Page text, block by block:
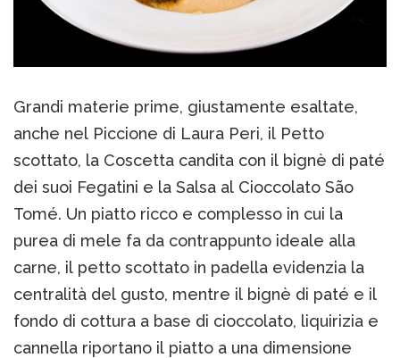
Grandi materie prime, giustamente esaltate,
anche nel Piccione di Laura Peri, il Petto
scottato, la Coscetta candita con il bignè di paté
dei suoi Fegatini e la Salsa al Cioccolato São
Tomé. Un piatto ricco e complesso in cui la
purea di mele fa da contrappunto ideale alla
carne, il petto scottato in padella evidenzia la
centralità del gusto, mentre il bignè di paté e il
fondo di cottura a base di cioccolato, liquirizia e
cannella riportano il piatto a una dimensione